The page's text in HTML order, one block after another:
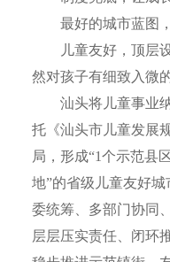
最好的城市蓝图，
儿童友好，顶层设
然对孩子有细致入微
汕头将儿童事业纳
托《汕头市儿童发展
局，形成“1个示范县
地”的省级儿童友好
委统筹、多部门协同
层层压实责任、闭环